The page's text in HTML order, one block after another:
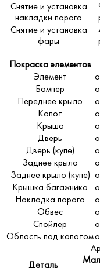
Снятие и установка
накладки порога
Снятие и установка
фары
Покраска элементов
Элемент
Бампер
Переднее крыло
Капот
Крыша
Дверь
Дверь (купе)
Заднее крыло
Заднее крыло (купе)
Крышка багажника
Накладка порога
Обвес
Спойлер
Область под капотом
Деталь